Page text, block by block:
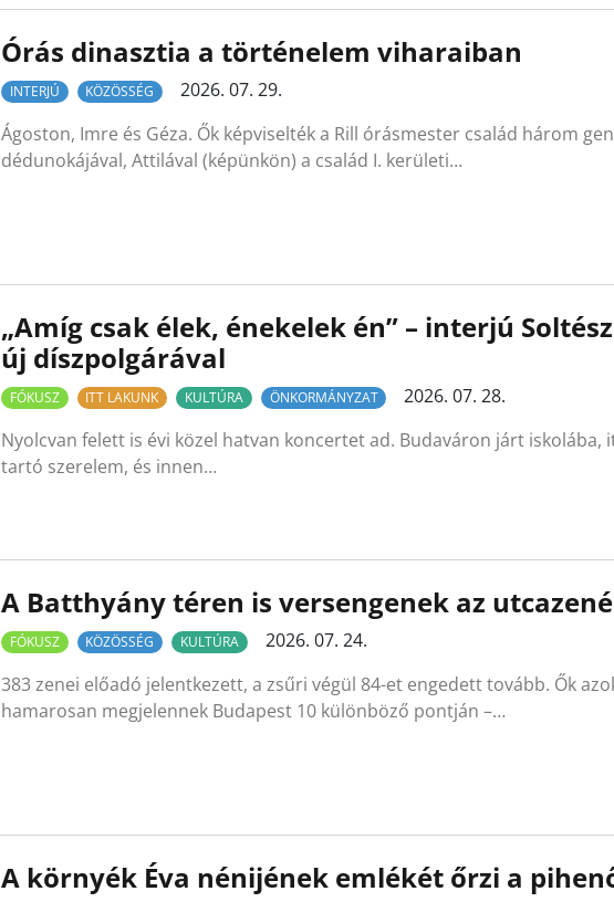
Órás dinasztia a történelem viharaiban
INTERJÚ KÖZÖSSÉG
2026. 07. 29.
Ágoston, Imre és Géza. Ők képviselték a Rill órásmester család három
dédunokájával, Attilával (képünkön) a család I. kerületi…
„Amíg csak élek, énekelek én” – interjú
új díszpolgárával
FÓKUSZ ITT LAKUNK KULTÚRA ÖNKORMÁNYZAT
2026. 07. 28.
Nyolcvan felett is évi közel hatvan koncertet ad. Budaváron járt iskolába,
tartó szerelem, és innen…
A Batthyány téren is versengenek az
FÓKUSZ KÖZÖSSÉG KULTÚRA
2026. 07. 24.
383 zenei előadó jelentkezett, a zsűri végül 84-et engedett tovább. Ők
hamarosan megjelennek Budapest 10 különböző pontján –…
A környék Éva nénijének emlékét őrzi a